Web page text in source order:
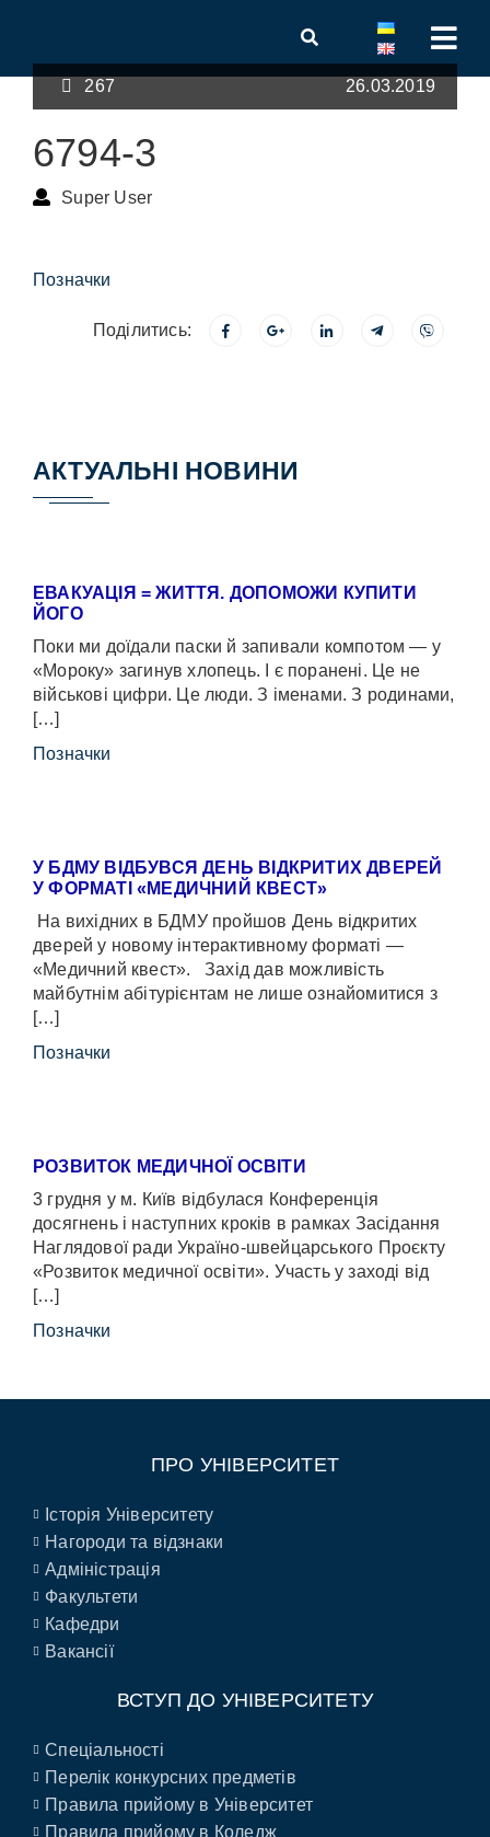
267 26.03.2019
6794-3
Super User
Позначки
Поділитись:
АКТУАЛЬНІ НОВИНИ
ЕВАКУАЦІЯ = ЖИТТЯ. ДОПОМОЖИ КУПИТИ
ЙОГО
Поки ми доїдали паски й запивали компотом — у
«Мороку» загинув хлопець. І є поранені. Це не
військові цифри. Це люди. З іменами. З родинами,
[…]
Позначки
У БДМУ ВІДБУВСЯ ДЕНЬ ВІДКРИТИХ ДВЕРЕЙ
У ФОРМАТІ «МЕДИЧНИЙ КВЕСТ»
На вихідних в БДМУ пройшов День відкритих
дверей у новому інтерактивному форматі —
«Медичний квест». Захід дав можливість
майбутнім абітурієнтам не лише ознайомитися з
[…]
Позначки
РОЗВИТОК МЕДИЧНОЇ ОСВІТИ
3 грудня у м. Київ відбулася Конференція
досягнень і наступних кроків в рамках Засідання
Наглядової ради Україно-швейцарського Проєкту
«Розвиток медичної освіти». Участь у заході від
[…]
Позначки
ПРО УНІВЕРСИТЕТ
Історія Університету
Нагороди та відзнаки
Адміністрація
Факультети
Кафедри
Вакансії
ВСТУП ДО УНІВЕРСИТЕТУ
Спеціальності
Перелік конкурсних предметів
Правила прийому в Університет
Правила прийому в Коледж